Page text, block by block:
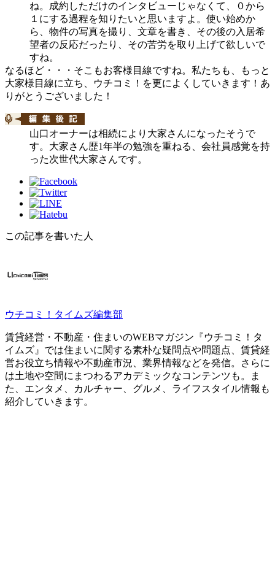
ね。成約しただけのインタビューじゃなくて、０から
１にする過程を知りたいと思いますよ。使い始めか
ら、物件の写真を撮り、文章を書き、その後の入居希
望者の反応だったり、その苦労を取り上げて欲しいで
すね。
なるほど・・・そこもお客様目線ですね。私たちも、もっと
大家様目線に立ち、ウチコミ！を更によくしていきます！あ
りがとうございました！
山口オーナーは相続により大家さんになったそうで
す。大家さん歴1年半の勉強を重ねる、会社員感覚を持
った次世代大家さんです。
この記事を書いた人
ウチコミ！タイムズ編集部
賃貸経営・不動産・住まいのWEBマガジン『ウチコミ！タ
イムズ』では住まいに関する素朴な疑問点や問題点、賃貸経
営お役立ち情報や不動産市況、業界情報などを発信。さらに
は土地や空間にまつわるアカデミックなコンテンツも。ま
た、エンタメ、カルチャー、グルメ、ライフスタイル情報も
紹介していきます。